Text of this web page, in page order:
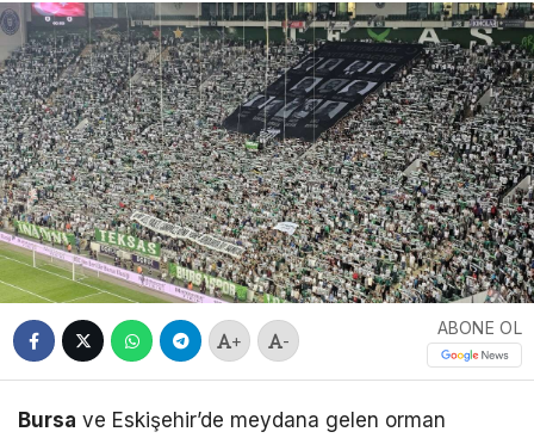
+ -
ABONE OL
Bursa ve Eskişehir’de meydana gelen orman